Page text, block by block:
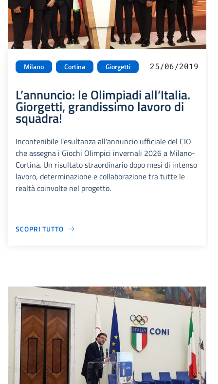
Milano Cortina Giorgetti 25/06/2019
L’annuncio: le Olimpiadi all’Italia.
Giorgetti, grandissimo lavoro di
squadra!
Incontenibile l'esultanza all'annuncio ufficiale del CIO
che assegna i Giochi Olimpici invernali 2026 a Milano-
Cortina. Un risultato straordinario dopo mesi di intenso
lavoro, determinazione e collaborazione tra tutte le
realtà coinvolte nel progetto.
SCOPRI TUTTO